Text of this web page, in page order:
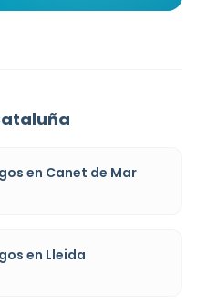
en Canet de Mar
en Lleida